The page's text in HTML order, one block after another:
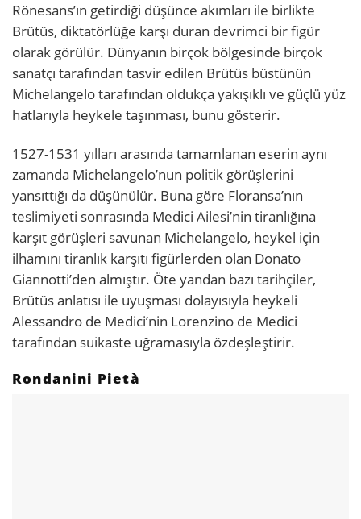
Rönesans’ın getirdiği düşünce akımları ile birlikte
Brütüs, diktatörlüğe karşı duran devrimci bir figür
olarak görülür. Dünyanın birçok bölgesinde birçok
sanatçı tarafından tasvir edilen Brütüs büstünün
Michelangelo tarafından oldukça yakışıklı ve güçlü yüz
hatlarıyla heykele taşınması, bunu gösterir.
1527-1531 yılları arasında tamamlanan eserin aynı
zamanda Michelangelo’nun politik görüşlerini
yansıttığı da düşünülür. Buna göre Floransa’nın
teslimiyeti sonrasında Medici Ailesi’nin tiranlığına
karşıt görüşleri savunan Michelangelo, heykel için
ilhamını tiranlık karşıtı figürlerden olan Donato
Giannotti’den almıştır. Öte yandan bazı tarihçiler,
Brütüs anlatısı ile uyuşması dolayısıyla heykeli
Alessandro de Medici’nin Lorenzino de Medici
tarafından suikaste uğramasıyla özdeşleştirir.
Rondanini Pietà